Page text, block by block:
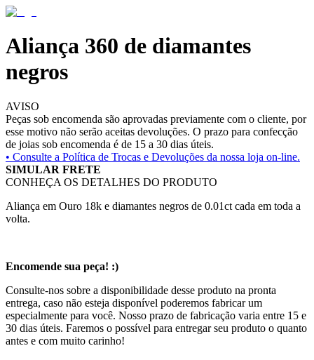
Aliança 360 de diamantes
negros
AVISO
Peças sob encomenda são aprovadas previamente com o cliente, por
esse motivo não serão aceitas devoluções. O prazo para confecção
de joias sob encomenda é de 15 a 30 dias úteis.
• Consulte a Política de Trocas e Devoluções da nossa loja on-line.
SIMULAR FRETE
CONHEÇA OS DETALHES DO PRODUTO
Aliança em Ouro 18k e diamantes negros de 0.01ct cada em toda a
volta.
Encomende sua peça! :)
Consulte-nos sobre a disponibilidade desse produto na pronta
entrega, caso não esteja disponível poderemos fabricar um
especialmente para você. Nosso prazo de fabricação varia entre 15 e
30 dias úteis. Faremos o possível para entregar seu produto o quanto
antes e com muito carinho!